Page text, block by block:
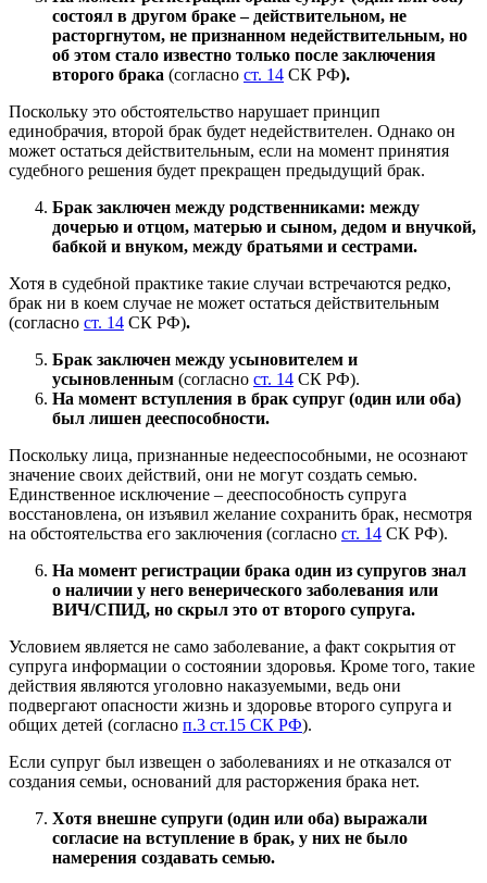
состоял в другом браке – действительном, не
расторгнутом, не признанном недействительным, но
об этом стало известно только после заключения
второго брака (согласно ст. 14 СК РФ).
Поскольку это обстоятельство нарушает принцип
единобрачия, второй брак будет недействителен. Однако он
может остаться действительным, если на момент принятия
судебного решения будет прекращен предыдущий брак.
Брак заключен между родственниками: между
дочерью и отцом, матерью и сыном, дедом и внучкой,
бабкой и внуком, между братьями и сестрами.
Хотя в судебной практике такие случаи встречаются редко,
брак ни в коем случае не может остаться действительным
(согласно ст. 14 СК РФ).
Брак заключен между усыновителем и
усыновленным (согласно ст. 14 СК РФ).
На момент вступления в брак супруг (один или оба)
был лишен дееспособности.
Поскольку лица, признанные недееспособными, не осознают
значение своих действий, они не могут создать семью.
Единственное исключение – дееспособность супруга
восстановлена, он изъявил желание сохранить брак, несмотря
на обстоятельства его заключения (согласно ст. 14 СК РФ).
На момент регистрации брака один из супругов знал
о наличии у него венерического заболевания или
ВИЧ/СПИД, но скрыл это от второго супруга.
Условием является не само заболевание, а факт сокрытия от
супруга информации о состоянии здоровья. Кроме того, такие
действия являются уголовно наказуемыми, ведь они
подвергают опасности жизнь и здоровье второго супруга и
общих детей (согласно п.3 ст.15 СК РФ).
Если супруг был извещен о заболеваниях и не отказался от
создания семьи, оснований для расторжения брака нет.
Хотя внешне супруги (один или оба) выражали
согласие на вступление в брак, у них не было
намерения создавать семью.